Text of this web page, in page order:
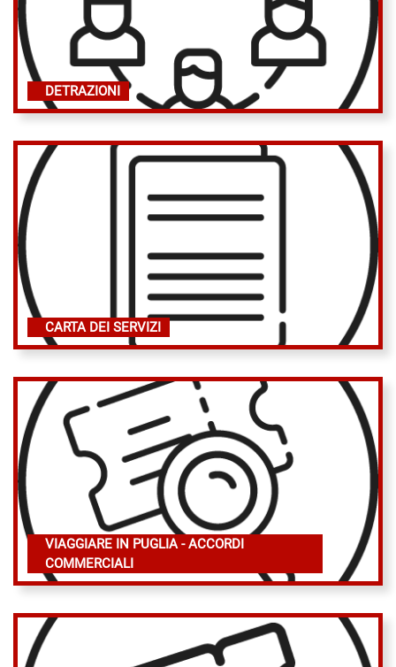
DETRAZIONI
CARTA DEI SERVIZI
VIAGGIARE IN PUGLIA - ACCORDI
COMMERCIALI